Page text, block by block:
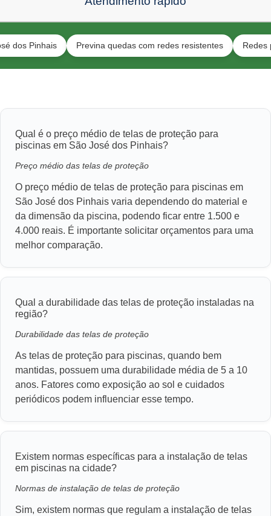
Previna quedas com redes resistentes Redes para
Qual é o preço médio de telas de proteção para
piscinas em São José dos Pinhais?
Preço médio das telas de proteção
O preço médio de telas de proteção para piscinas em
São José dos Pinhais varia dependendo do material e
da dimensão da piscina, podendo ficar entre 1.500 e
4.000 reais. É importante solicitar orçamentos para uma
melhor comparação.
Qual a durabilidade das telas de proteção instaladas na
região?
Durabilidade das telas de proteção
As telas de proteção para piscinas, quando bem
mantidas, possuem uma durabilidade média de 5 a 10
anos. Fatores como exposição ao sol e cuidados
periódicos podem influenciar esse tempo.
Existem normas específicas para a instalação de telas
em piscinas na cidade?
Normas de instalação de telas de proteção
Sim, existem normas que regulam a instalação de telas